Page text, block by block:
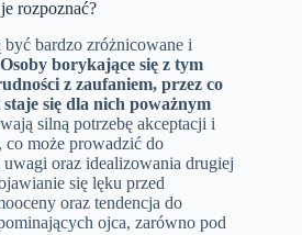
rozpoznać?
bardzo zróżnicowane i
Osoby borykające się z tym
z zaufaniem, przez co
się dla nich poważnym
silną potrzebę akceptacji i
co może prowadzić do
oraz idealizowania drugiej
się lęku przed
oraz tendencja do
ojca, zarówno pod